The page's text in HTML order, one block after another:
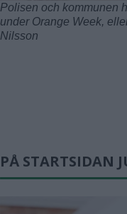
Polisen och kommunen
under Orange Week,
Nilsson
PÅ STARTSIDAN